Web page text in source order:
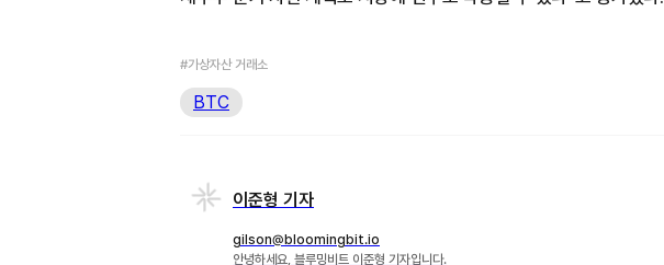
#가상자산 거래소
BTC
이준형 기자
gilson@bloomingbit.io
안녕하세요, 블루밍비트 이준형 기자입니다.